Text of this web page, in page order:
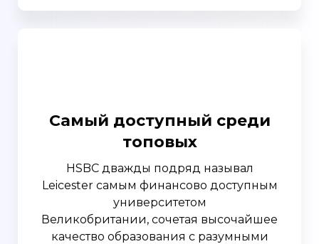
Самый доступный среди
топовых
HSBC дважды подряд называл
Leicester самым финансово доступным
университетом
Великобритании, сочетая высочайшее
качество образования с разумными